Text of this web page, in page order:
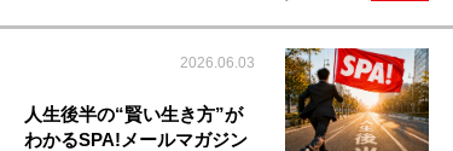
2026.06.03
人生後半の“賢い生き方”が
わかるSPA!メールマガジン